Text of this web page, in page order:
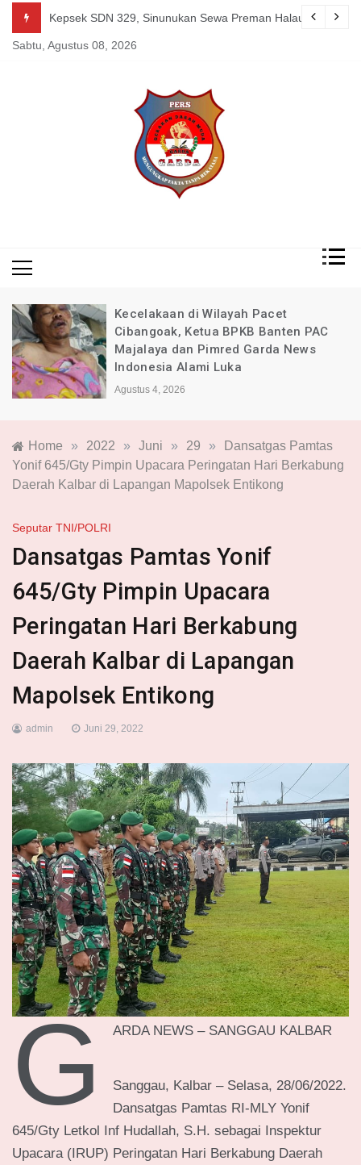
content
Uden Pimred Garda News Indonesia yang Sedang Pemulihan
Kepsek SDN 329, Sinunukan Sewa Preman Halau LSM
Sabtu, Agustus 08, 2026
Kecelakaan di Wilayah Pacet
Cibangoak, Ketua BPKB Banten PAC
Majalaya dan Pimred Garda News
Indonesia Alami Luka
Agustus 4, 2026
Home » 2022 » Juni » 29 »
Dansatgas Pamtas
Yonif 645/Gty Pimpin Upacara Peringatan Hari Berkabung
Daerah Kalbar di Lapangan Mapolsek Entikong
Seputar TNI/POLRI
Dansatgas Pamtas Yonif
645/Gty Pimpin Upacara
Peringatan Hari Berkabung
Daerah Kalbar di Lapangan
Mapolsek Entikong
admin Juni 29, 2022
G ARDA NEWS – SANGGAU KALBAR
Sanggau, Kalbar – Selasa, 28/06/2022.
Dansatgas Pamtas RI-MLY Yonif
645/Gty Letkol Inf Hudallah, S.H. sebagai Inspektur
Upacara (IRUP) Peringatan Hari Berkabung Daerah